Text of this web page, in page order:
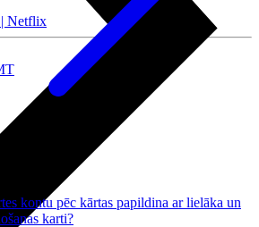
Netflix
kontu pēc kārtas papildina ar lielāka un
karti?